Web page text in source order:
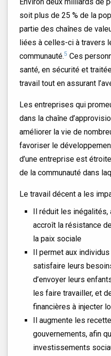
minimum les
Les salaires, y
limiter, le paiement
et l’information
les taux de salaire
L’accès aux
l’assurance
le congé maternel/
L’accès aux
Les relations de
contraignantes
Les politiques
traitement
politiques et les
soit plus de 25 % de la
partie des chaînes de
liées à celles-ci à travers
communauté.5 Ces
santé, en sécurité et
travail tout en assurant
Les entreprises qui
dans la chaîne
améliorer la vie de
favoriser le
d’une entreprise est
de la communauté dans
Le travail décent a les
Il réduit les
accroît la résistance
la paix sociale
Il permet aux
satisfaire leurs
d’envoyer leurs
les faire travailler, et
financières à injecter
Il augmente les
gouvernements, afin
investissements